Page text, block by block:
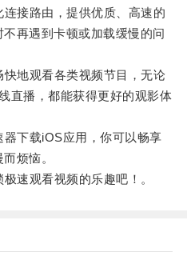
接路由，提供优质、高速的
再遇到卡顿或加载缓慢的问
地观看各类视频节目，无论
直播，都能获得更好的观影体
下载iOS应用，你可以畅享
烦恼。
观看视频的乐趣吧！。